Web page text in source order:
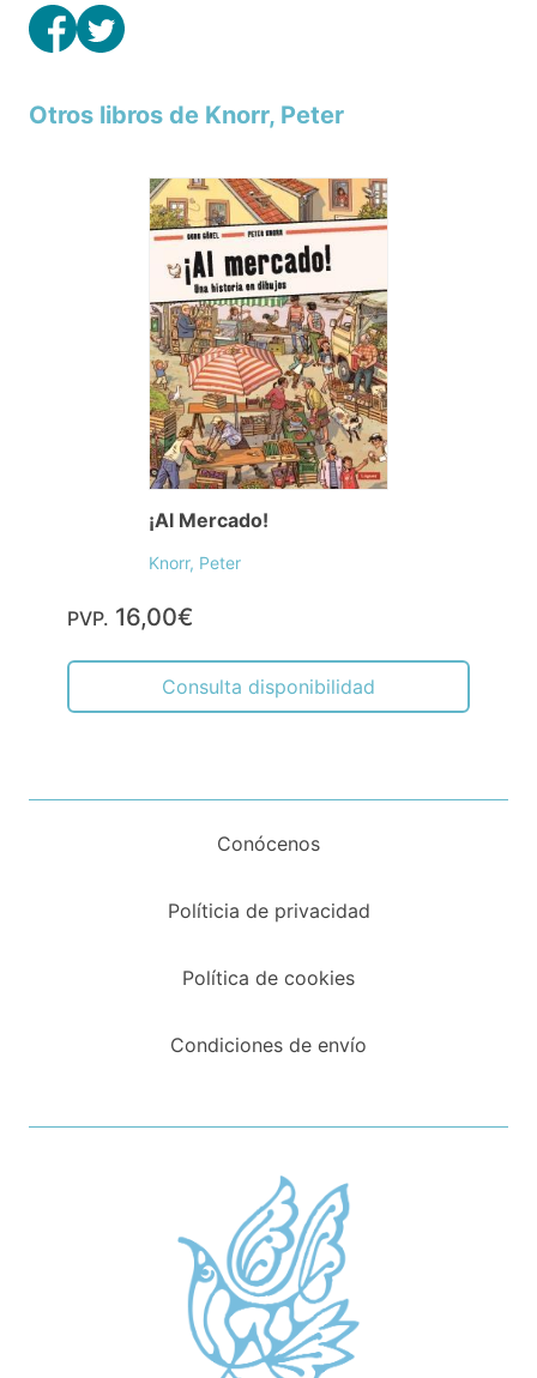
Otros libros de Knorr, Peter
¡Al Mercado!
Knorr, Peter
PVP. 16,00€
Consulta disponibilidad
Conócenos
Políticia de privacidad
Política de cookies
Condiciones de envío